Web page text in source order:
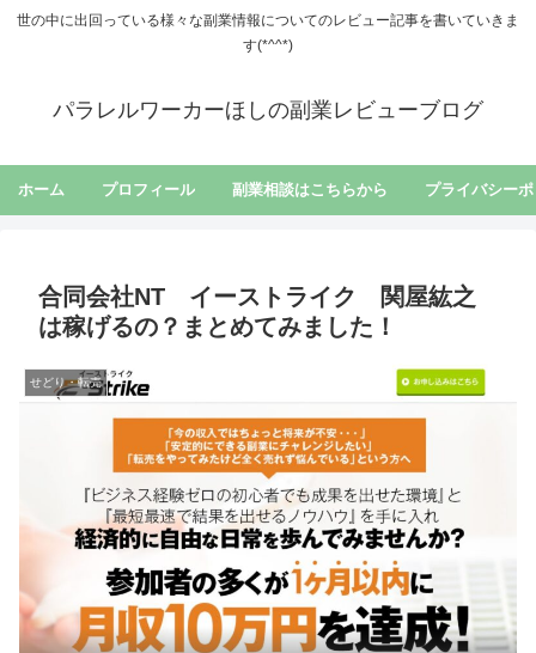
世の中に出回っている様々な副業情報についてのレビュー記事を書いていきま
す(*^^*)
パラレルワーカーほしの副業レビューブログ
ホーム プロフィール 副業相談はこちらから プライバシー
合同会社NT イーストライク 関屋紘之
は稼げるの？まとめてみました！
せどり・転売